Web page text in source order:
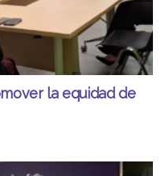
la equidad de